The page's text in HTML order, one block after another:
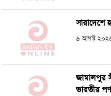
৬ আগস্ট
জামালপুর
ভারতীয়